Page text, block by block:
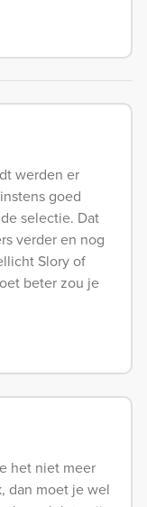
werden er
goed
selectie. Dat
verder en nog
Slory of
beter zou je
het niet meer
dan moet je wel